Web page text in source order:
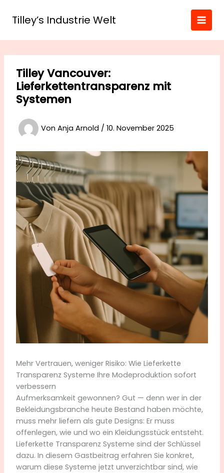
InhaltTilley’s Industrie Welt
Tilley Vancouver:
Lieferkettentransparenz mit
Systemen
Von Anja Arnold / 10. November 2025
Mehr Vertrauen, weniger Risiko: Wie Lieferkette
Transparenz Systeme Ihre Modeproduktion sofort
verbessern
Aufmerksamkeit gewonnen? Gut — denn wer in der
Bekleidungsbranche heute Bestand haben möchte,
muss mehr liefern als gute Designs: Er muss
offenlegen, wie und wo ein Kleidungsstück entsteht.
Lieferkette Transparenz Systeme sind der Schlüssel
dazu. In diesem Gastbeitrag erfahren Sie konkret,
warum diese Systeme jetzt unverzichtbar sind, wie